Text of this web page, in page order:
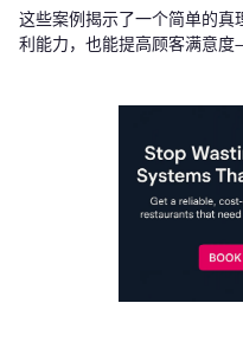
这些案例揭示了一个简单的真
利能力，也能提高顾客满意度